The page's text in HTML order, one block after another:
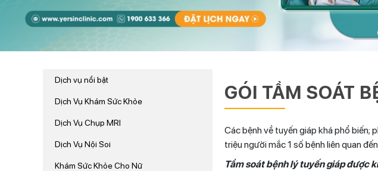
GÓI TẦM SOÁT
Các bệnh về tuyến giáp khá phổ biến;
triệu người mắc 1 số bệnh liên quan
Tầm soát bệnh lý tuyến giáp được
Dịch vụ nổi bật
Dịch Vụ Khám Sức Khỏe
Dịch Vụ Chụp MRI
Dịch Vụ Nội Soi
Khám Sức Khỏe Cho Nữ